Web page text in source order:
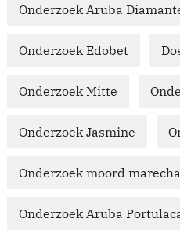
Onderzoek Aruba
Onderzoek Edobet
Onderzoek Mitte
Onderzoek Jasmine
Onderzoek moord
Onderzoek Aruba